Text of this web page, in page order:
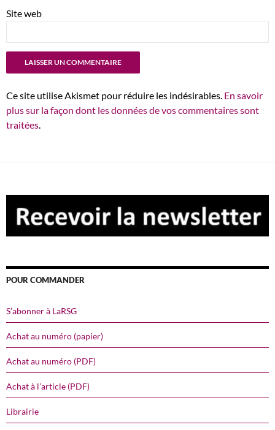
Site web
Ce site utilise Akismet pour réduire les indésirables. En savoir
plus sur la façon dont les données de vos commentaires sont
traitées.
POUR COMMANDER
S’abonner à LaRSG
Achat au numéro (papier)
Achat au numéro (PDF)
Achat à l’article (PDF)
Librairie